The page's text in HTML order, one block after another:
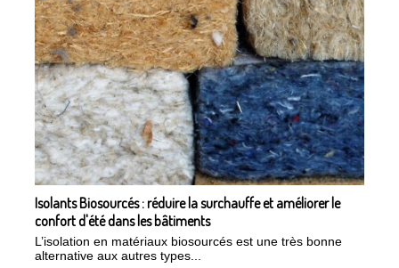
Isolants Biosourcés : réduire la surchauffe et améliorer le
confort d'été dans les bâtiments
L’isolation en matériaux biosourcés est une très bonne
alternative aux autres types...